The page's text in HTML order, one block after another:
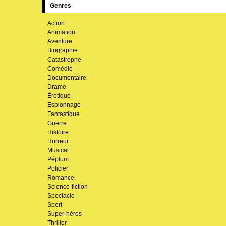
Genres
Action
Animation
Aventure
Biographie
Catastrophe
Comédie
Documentaire
Drame
Érotique
Espionnage
Fantastique
Guerre
Histoire
Horreur
Musical
Péplum
Policier
Romance
Science-fiction
Spectacle
Sport
Super-héros
Thriller